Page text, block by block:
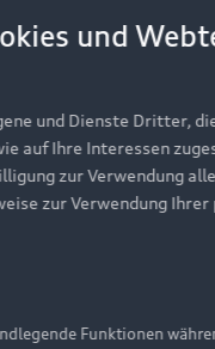
und
und Dienste Dritter,
auf Ihre Interessen
zur Verwendung
zur Verwendung
Funktionen